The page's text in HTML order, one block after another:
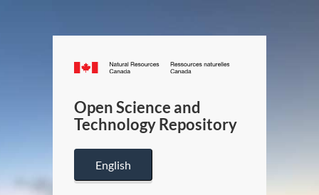
Canada.ca
/
Canada
Open Science and
Technology Repository
English